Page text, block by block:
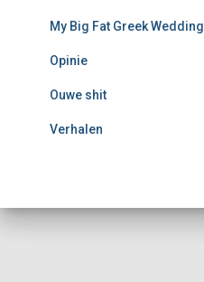
My Big Fat Greek Wedding
Opinie
Ouwe shit
Verhalen